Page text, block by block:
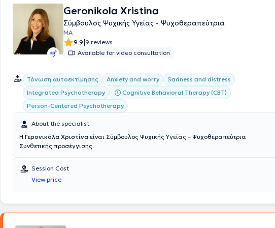
the therapeutic process. She is a collaborating member of the psychoanalytic practice
EPEKEINA and the Center for Art and Psychotherapy, where she coordinates groups of
children and parents. She believes in the importance of continuous training in the
journey of a therapist. She works in education and participates in collective actions for
the development of art psychotherapy.
Geronikola Xristina
Σύμβουλος Ψυχικής Υγείας - Ψυχοθεραπεύτρια
ΜΑ
9.9|9 reviews
Available for video consultation
Τόνωση αυτοεκτίμησης Anxiety and worry
Sadness and distress
Integrated Psychotherapy
Cognitive Behavioral Therapy (CBT)
Person-Centered Psychotherapy
About the specialist
Η Γερονικόλα Χριστίνα είναι Σύμβουλος Ψυχικής Υγείας – Ψυχοθεραπεύτρια
Συνθετικής προσέγγισης.
Session Cost
View price